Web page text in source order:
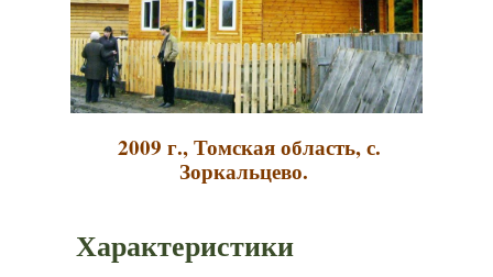
2009 г., Томская область, с.
Зоркальцево.
Характеристики